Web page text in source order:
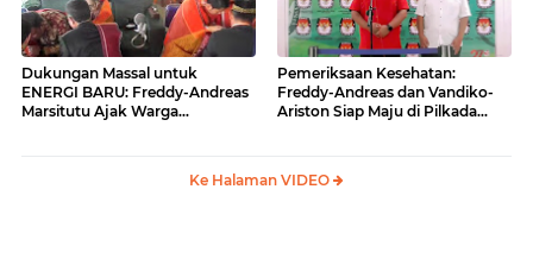
Dukungan Massal untuk
ENERGI BARU: Freddy-Andreas
Marsitutu Ajak Warga
Pemeriksaan Kesehatan:
Freddy-Andreas dan Vandiko-
Ariston Siap Maju di Pilkada
Ke Halaman VIDEO